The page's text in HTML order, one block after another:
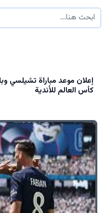
إعلان موعد مباراة تشيلسي
كأس العالم للأندية